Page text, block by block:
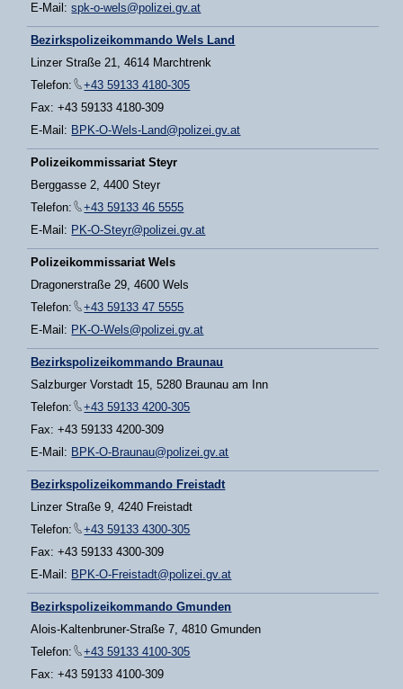
E-Mail:spk-o-wels@polizei.gv.at
Bezirkspolizeikommando Wels Land
Linzer Straße 21, 4614 Marchtrenk
Telefon:
+43 59133 4180-305
Fax: +43 59133 4180-309
E-Mail: BPK-O-Wels-Land@polizei.gv.at
Polizeikommissariat Steyr
Berggasse 2, 4400 Steyr
Telefon:
+43 59133 46 5555
E-Mail: PK-O-Steyr@polizei.gv.at
Polizeikommissariat Wels
Dragonerstraße 29, 4600 Wels
Telefon:
+43 59133 47 5555
E-Mail: PK-O-Wels@polizei.gv.at
Bezirkspolizeikommando Braunau
Salzburger Vorstadt 15, 5280 Braunau am Inn
Telefon:
+43 59133 4200-305
Fax: +43 59133 4200-309
E-Mail: BPK-O-Braunau@polizei.gv.at
Bezirkspolizeikommando Freistadt
Linzer Straße 9, 4240 Freistadt
Telefon:
+43 59133 4300-305
Fax: +43 59133 4300-309
E-Mail: BPK-O-Freistadt@polizei.gv.at
Bezirkspolizeikommando Gmunden
Alois-Kaltenbruner-Straße 7, 4810 Gmunden
Telefon:
+43 59133 4100-305
Fax: +43 59133 4100-309